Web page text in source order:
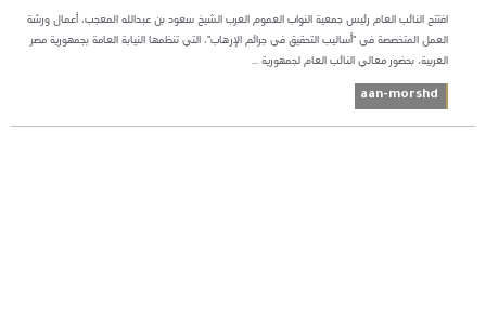
افتتح النائب العام رئيس جمعية النواب العموم العرب الشيخ سعود بن عبدالله المعجب، أعمال ورشة
العمل المتخصصة في "أساليب التحقيق في جرائم الإرهاب"، التي تنظمها النيابة العامة بجمهورية مصر
العربية، بحضور معالي النائب العام لجمهورية ...
aan-morshd